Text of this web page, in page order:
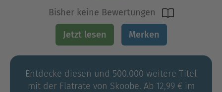
Bisher keine Bewertungen
Jetzt lesen Merken
Entdecke diesen und 500.000 weitere Titel
mit der Flatrate von Skoobe. Ab 12,99 € im